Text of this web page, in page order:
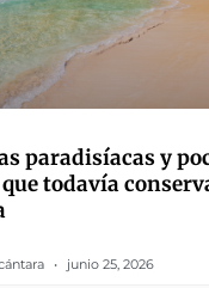
paradisíacas y
que todavía
junio 25, 2026